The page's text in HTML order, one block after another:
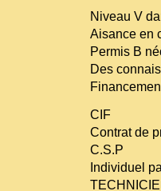
Niveau V
Aisance en
Permis B
Des
CIF
Contrat de
C.S.P
Individuel